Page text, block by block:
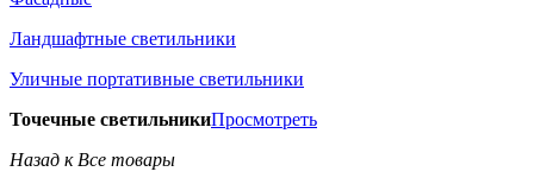
Ландшафтные светильники
Уличные портативные светильники
Точечные светильникиПросмотреть
Назад к Все товары